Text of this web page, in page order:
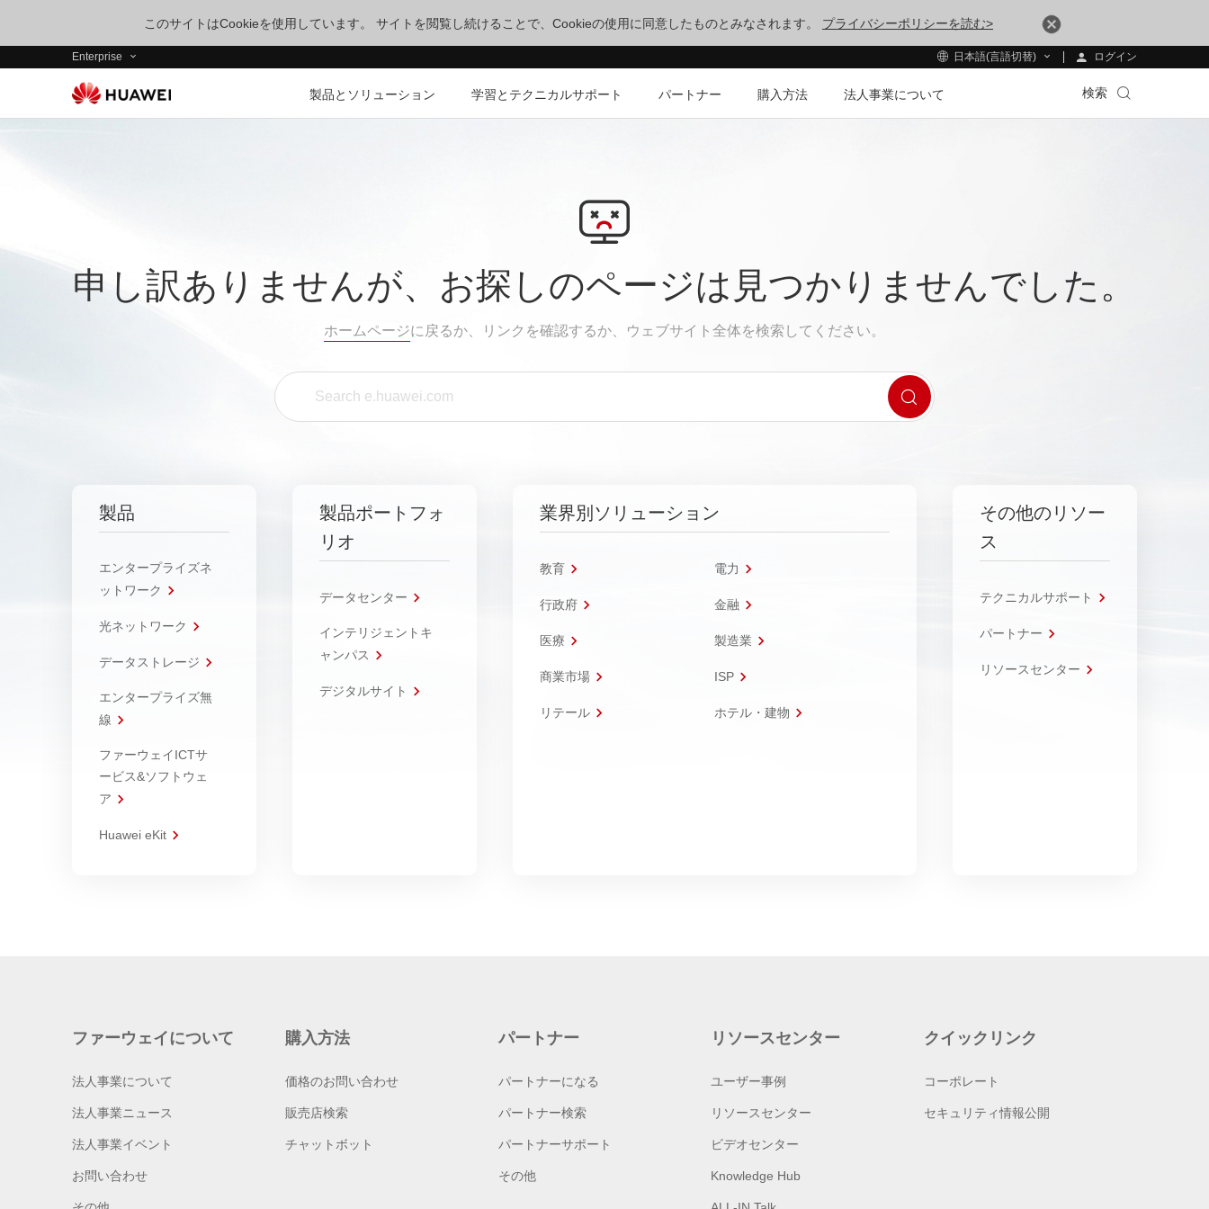
このサイトはCookieを使用しています。 サイトを閲覧し続けることで、Cookieの使用に同意したものとみなされます。 プライバシーポリシーを読む>
Enterprise 日本語(言語切替) ログイン
製品とソリューション 学習とテクニカルサポート パートナー 購入方法 法人事業について 検索
申し訳ありませんが、お探しのページは見つかりませんでした。
ホームページに戻るか、リンクを確認するか、ウェブサイト全体を検索してください。
製品
エンタープライズネ
ットワーク
光ネットワーク
データストレージ
エンタープライズ無
線
ファーウェイICTサ
ービス&ソフトウェ
ア
Huawei eKit
製品ポートフォ
リオ
データセンター
インテリジェントキ
ャンパス
デジタルサイト
業界別ソリューション
教育 電力
行政府 金融
医療 製造業
商業市場 ISP
リテール ホテル・建物
その他のリソー
ス
テクニカルサポート
パートナー
リソースセンター
ファーウェイについて
法人事業について
法人事業ニュース
法人事業イベント
お問い合わせ
購入方法
価格のお問い合わせ
販売店検索
チャットボット
パートナー
パートナーになる
パートナー検索
パートナーサポート
その他
リソースセンター
ユーザー事例
リソースセンター
ビデオセンター
Knowledge Hub
クイックリンク
コーポレート
セキュリティ情報公開